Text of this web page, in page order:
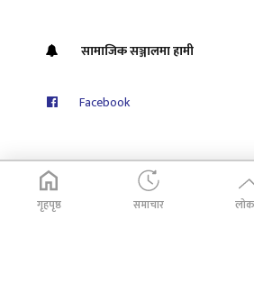
गृहपृष्ठ समाचार
सामाजिक सञ्जालमा हामी
Facebook